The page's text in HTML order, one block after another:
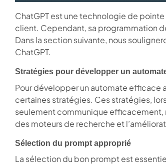
ChatGPT est une technologie de
client. Cependant, sa programmation
Dans la section suivante, nous
ChatGPT.
Stratégies pour développer un
Pour développer un automate efficace
certaines stratégies. Ces stratégies,
seulement communique efficacement,
des moteurs de recherche et
Sélection du prompt approprié
La sélection du bon prompt est